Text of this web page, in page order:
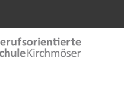
is equivalent